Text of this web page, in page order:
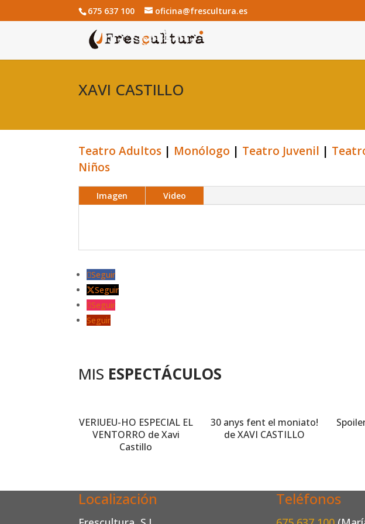
675 637 100 oficina@frescultura.es
XAVI CASTILLO
Teatro Adultos | Monólogo | Teatro Juvenil |
Niños
Imagen Video
Seguir
Seguir
Seguir
Seguir
MIS ESPECTÁCULOS
VERIUEU-HO ESPECIAL EL
VENTORRO de Xavi
Castillo
30 anys fent el moniato!
de XAVI CASTILLO
Localización Teléfonos